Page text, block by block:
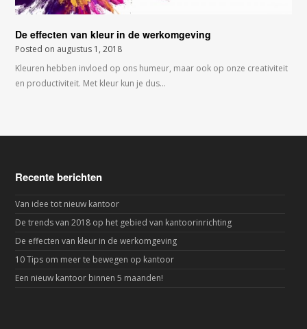
De effecten van kleur in de werkomgeving
Posted on augustus 1, 2018
Kleuren hebben invloed op ons humeur, maar ook op onze creativiteit
en productiviteit. Met kleur kun je dus…
Recente berichten
Van idee tot nieuw kantoor
De trends van 2018 op het gebied van kantoorinrichting
De effecten van kleur in de werkomgeving
10 Tips om meer te bewegen op kantoor
Een nieuw kantoor binnen 5 maanden!